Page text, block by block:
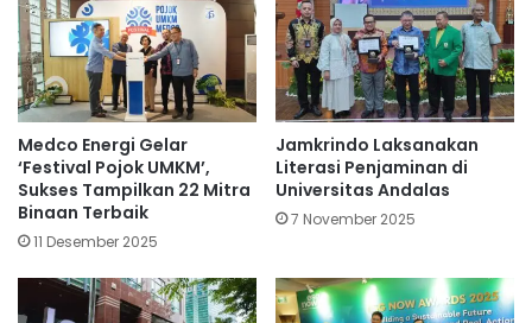
Medco Energi Gelar
‘Festival Pojok UMKM’,
Sukses Tampilkan 22 Mitra
Binaan Terbaik
11 Desember 2025
Jamkrindo Laksanakan
Literasi Penjaminan di
Universitas Andalas
7 November 2025